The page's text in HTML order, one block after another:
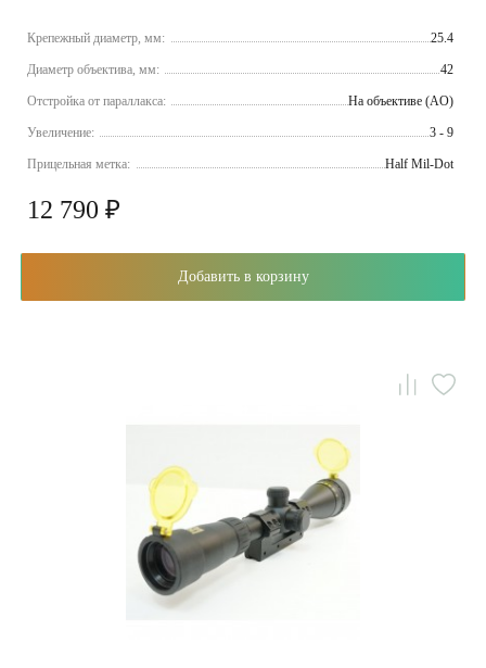
Крепежный диаметр, мм: 25.4
Диаметр объектива, мм: 42
Отстройка от параллакса: На объективе (AO)
Увеличение: 3 - 9
Прицельная метка: Half Mil-Dot
12 790 ₽
Добавить в корзину